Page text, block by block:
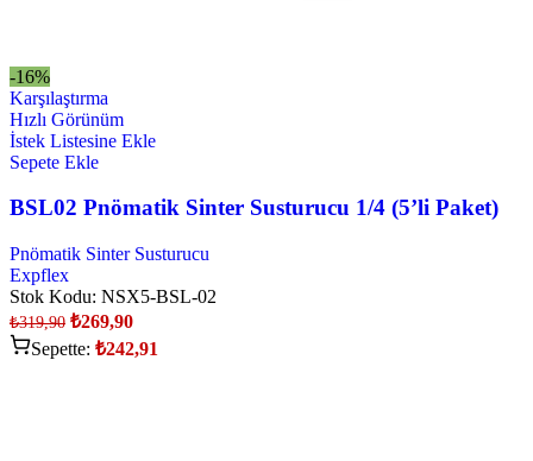
-16%
Karşılaştırma
Hızlı Görünüm
İstek Listesine Ekle
Sepete Ekle
BSL02 Pnömatik Sinter Susturucu 1/4 (5’li Paket)
Pnömatik Sinter Susturucu
Expflex
Stok Kodu: NSX5-BSL-02
₺319,90 ₺269,90
Sepette: ₺242,91